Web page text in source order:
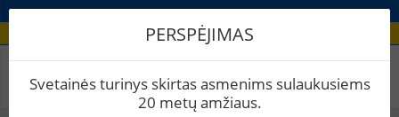
Virimo peržiūra
PERSPĖJIMAS
Svetainės turinys skirtas asmenims sulaukusiems
20 metų amžiaus.